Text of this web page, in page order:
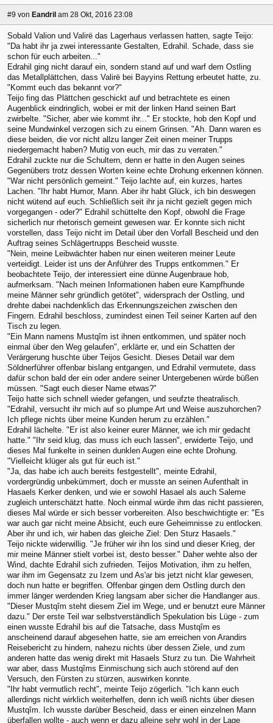
#9 von Eandril am 28 Okt, 2016 23:08
Sobald Valion und Valirë das Lagerhaus verlassen hatten, sagte Teijo:
"Da habt ihr ja zwei interessante Gestalten, Edrahil. Schade, dass sie
schon für euch arbeiten..."
Edrahil ging nicht darauf ein, sondern stand auf und warf dem Ostling
das Metallplättchen, dass Valirë bei Bayyins Rettung erbeutet hatte, zu.
"Kommt euch das bekannt vor?"
Teijo fing das Plättchen geschickt auf und betrachtete es einen
Augenblick eindringlich, wobei er mit der linken Hand seinen Bart
zwirbelte. "Sicher, aber wie kommt ihr..." Er stockte, hob den Kopf und
seine Mundwinkel verzogen sich zu einem Grinsen. "Ah. Dann waren es
diese beiden, die vor nicht allzu langer Zeit einen meiner Trupps
niedergemacht haben? Mutig von euch, mir das zu verraten."
Edrahil zuckte nur die Schultern, denn er hatte in den Augen seines
Gegenübers trotz dessen Worten keine echte Drohung erkennen können.
"War nicht persönlich gemeint." Teijo lachte auf, ein kurzes, hartes
Lachen. "Ihr habt Humor, Mann. Aber ihr habt Glück, ich bin deswegen
nicht wütend auf euch. Schließlich seit ihr ja nicht gezielt gegen mich
vorgegangen - oder?" Edrahil schüttelte den Kopf, obwohl die Frage
sicherlich nur rhetorisch gemeint gewesen war. Er konnte sich nicht
vorstellen, dass Teijo nicht im Detail über den Vorfall Bescheid und den
Auftrag seines Schlägertrupps Bescheid wusste.
"Nein, meine Leibwächter haben nur einen weiteren meiner Leute
verteidigt. Leider ist uns der Anführer des Trupps entkommen." Er
beobachtete Teijo, der interessiert eine dünne Augenbraue hob,
aufmerksam. "Nach meinen Informationen haben eure Kampfhunde
meine Männer sehr gründlich getötet", widersprach der Ostling, und
drehte dabei nachdenklich das Erkennungszeichen zwischen den
Fingern. Edrahil beschloss, zumindest einen Teil seiner Karten auf den
Tisch zu legen.
"Ein Mann namens Mustqîm ist ihnen entkommen, und später noch
einmal über den Weg gelaufen", erklärte er, und ein Schatten der
Verärgerung huschte über Teijos Gesicht. Dieses Detail war dem
Söldnerführer offenbar bislang entgangen, und Edrahil vermutete, dass
dafür schon bald der ein oder andere seiner Untergebenen würde büßen
müssen. "Sagt euch dieser Name etwas?"
Teijo hatte sich schnell wieder gefangen, und seufzte theatralisch.
"Edrahil, versucht ihr mich auf so plumpe Art und Weise auszuhorchen?
Ich pflege nichts über meine Kunden herum zu erzählen."
Edrahil lächelte. "Er ist also keiner eurer Männer, wie ich mir gedacht
hatte." "Ihr seid klug, das muss ich euch lassen", erwiderte Teijo, und
dieses Mal funkelte in seinen dunklen Augen eine echte Drohung.
"Vielleicht klüger als gut für euch ist."
"Ja, das habe ich auch bereits festgestellt", meinte Edrahil,
vordergründig unbekümmert, doch er musste an seinen Aufenthalt in
Hasaels Kerker denken, und wie er sowohl Hasael als auch Saleme
zugleich unterschätzt hatte. Noch einmal würde ihm das nicht passieren,
dieses Mal würde er sich besser vorbereiten. Also beschwichtigte er: "Es
war auch gar nicht meine Absicht, euch eure Geheimnisse zu entlocken.
Aber ihr und ich, wir haben das gleiche Ziel: Den Sturz Hasaels."
Teijo nickte widerwillig. "Je früher wir ihn los sind und dieser Krieg, der
mir meine Männer stielt vorbei ist, desto besser." Daher wehte also der
Wind, dachte Edrahil sich zufrieden. Teijos Motivation, ihm zu helfen,
war ihm im Gegensatz zu Izem und As'ar bis jetzt nicht klar gewesen,
doch nun hatte er begriffen. Offenbar gingen dem Ostling durch den
immer länger werdenden Krieg langsam aber sicher die Handlanger aus.
"Dieser Mustqîm steht diesem Ziel im Wege, und er benutzt eure Männer
dazu." Der erste Teil war selbstverständlich Spekulation bis Lüge - zum
einen wusste Edrahil bis auf die Tatsache, dass Mustqîm es
anscheinend darauf abgesehen hatte, sie am erreichen von Arandirs
Reisebericht zu hindern, nahezu nichts über dessen Ziele, und zum
anderen hatte das wenig direkt mit Hasaels Sturz zu tun. Die Wahrheit
war aber, dass Mustqîms Einmischung sich auch störend auf den
Versuch, den Fürsten zu stürzen, auswirken konnte.
"Ihr habt vermutlich recht", meinte Teijo zögerlich. "Ich kann euch
allerdings nicht wirklich weiterhelfen, denn ich weiß nichts über diesen
Mustqîm. Ich wusste darüber Bescheid, dass er einen einzelnen Mann
überfallen wollte - auch wenn er dazu alleine sehr wohl in der Lage